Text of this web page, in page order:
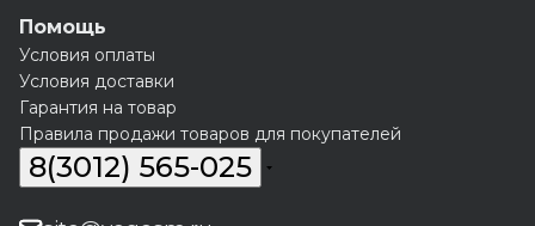
Помощь
Условия оплаты
Условия доставки
Гарантия на товар
Правила продажи товаров для покупателей
8(3012) 565-025